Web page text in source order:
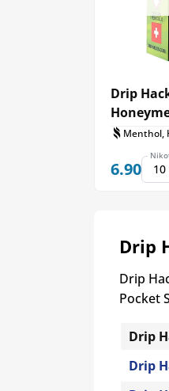
Drip
Menthol,
6.90
Drip
Drip
Pocket
Drip
Drip